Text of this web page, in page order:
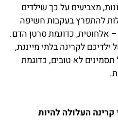
מצביעים על כך שילדים
להתפרץ בעקבות חשיפה
אלחוטית, כדוגמת סרטן הדם.
לקרינה בלתי מייננת,
לא טובים, כדוגמת
העלולה להיות